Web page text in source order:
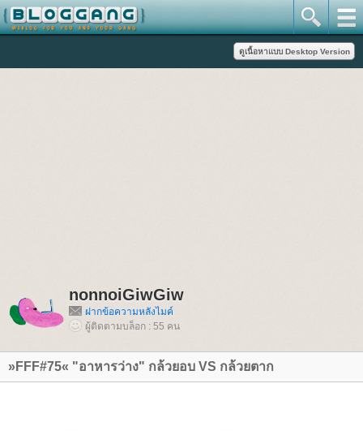
nonnoiGiwGiw
ฝากข้อความหลังไมค์
ผู้ติดตามบล็อก : 55 คน
»FFF#75« "อาหารว่าง" กล้วยอบ VS กล้วยตาก